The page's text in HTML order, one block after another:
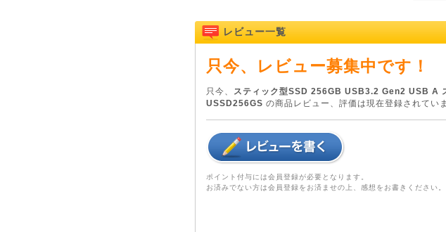
レビュー一覧
只今、レビュー募集中です！
只今、
スティック型SSD 256GB USB3.2 Gen2 USB A
USSD256GS の商品レビュー、評価は現在登録されてい
ポイント付与には会員登録が必要となります。
お済みでない方は会員登録をお済ませの上、感想をお書きください。